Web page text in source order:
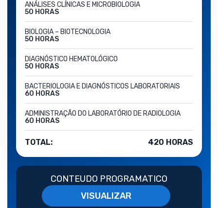
ANÁLISES CLÍNICAS E MICROBIOLOGIA
50 HORAS
BIOLOGIA – BIOTECNOLOGIA
50 HORAS
DIAGNÓSTICO HEMATOLÓGICO
50 HORAS
BACTERIOLOGIA E DIAGNÓSTICOS LABORATORIAIS
60 HORAS
ADMINISTRAÇÃO DO LABORATÓRIO DE RADIOLOGIA
60 HORAS
TOTAL: 420 HORAS
CONTEUDO PROGRAMATICO
VISUALIZAR